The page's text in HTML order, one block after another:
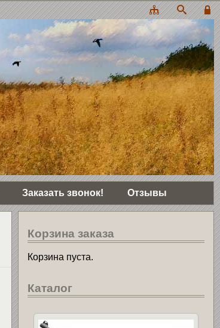
Заказать звонок! Отзывы
Корзина заказа
Корзина пуста.
Каталог